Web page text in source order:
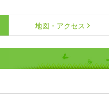
地図・アクセス